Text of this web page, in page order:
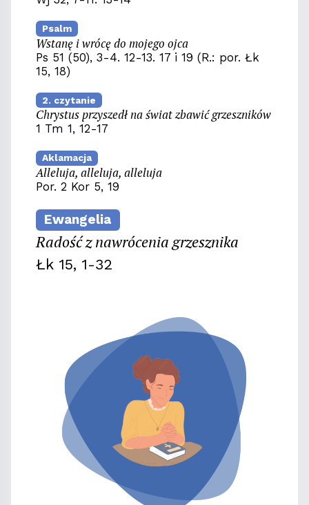
Psalm
Wstanę i wrócę do mojego ojca
Ps 51 (50), 3-4. 12-13. 17 i 19 (R.: por. Łk
15, 18)
2. czytanie
Chrystus przyszedł na świat zbawić grzeszników
1 Tm 1, 12-17
Aklamacja
Alleluja, alleluja, alleluja
Por. 2 Kor 5, 19
Ewangelia
Radość z nawrócenia grzesznika
Łk 15, 1-32